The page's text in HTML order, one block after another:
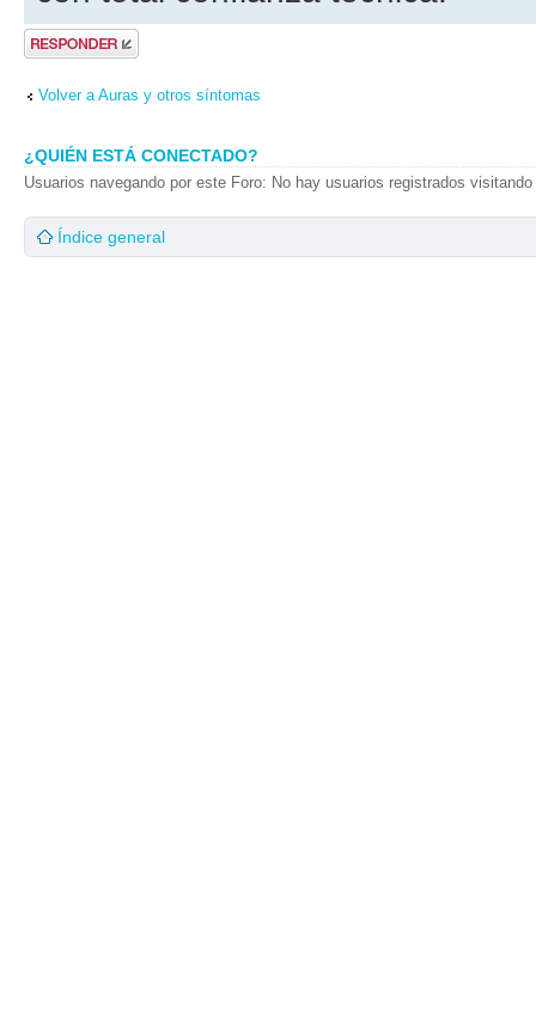
Publicar una
respuesta
Volver a Auras y otros síntomas
¿QUIÉN ESTÁ CONECTADO?
Usuarios navegando por este Foro: No hay usuarios registrados
Índice general